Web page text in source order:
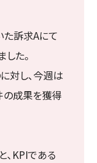
た訴求Aにて
た。
対し、今週は
の成果を獲得
、KPIである